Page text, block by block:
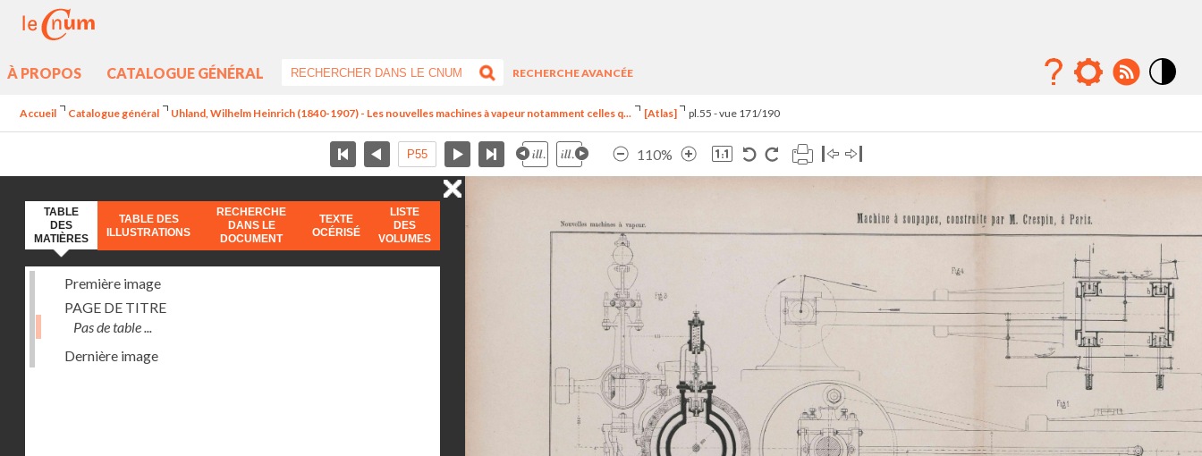
À PROPOS CATALOGUE GÉNÉRAL
RECHERCHE AVANCÉE
Accueil Catalogue général Uhland, Wilhelm Heinrich (1840-1907) - Les nouvelles machines à vapeur notamment celles q... [Atlas] pl.55 - vue 171/190
110%
TABLE
DES
MATIÈRES
TABLE DES
ILLUSTRATIONS
RECHERCHE
DANS LE
DOCUMENT
TEXTE
OCÉRISÉ
LISTE
DES
VOLUMES
Première image
PAGE DE TITRE
Pas de table ...
Dernière image